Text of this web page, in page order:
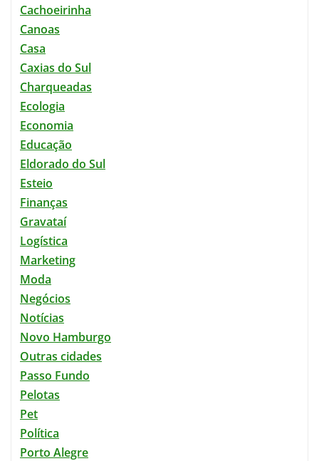
Cachoeirinha
Canoas
Casa
Caxias do Sul
Charqueadas
Ecologia
Economia
Educação
Eldorado do Sul
Esteio
Finanças
Gravataí
Logística
Marketing
Moda
Negócios
Notícias
Novo Hamburgo
Outras cidades
Passo Fundo
Pelotas
Pet
Política
Porto Alegre